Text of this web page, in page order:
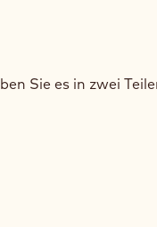
Sie es in zwei